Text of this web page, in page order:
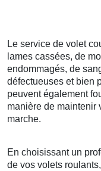
Le service de volet
lames cassées, de
endommagés, de
défectueuses et bien
peuvent également
manière de maintenir
marche.
En choisissant un
de vos volets